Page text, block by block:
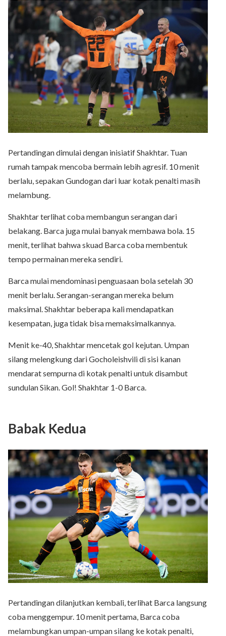
Pertandingan dimulai dengan inisiatif Shakhtar. Tuan
rumah tampak mencoba bermain lebih agresif. 10 menit
berlalu, sepakan Gundogan dari luar kotak penalti masih
melambung.
Shakhtar terlihat coba membangun serangan dari
belakang. Barca juga mulai banyak membawa bola. 15
menit, terlihat bahwa skuad Barca coba membentuk
tempo permainan mereka sendiri.
Barca mulai mendominasi penguasaan bola setelah 30
menit berlalu. Serangan-serangan mereka belum
maksimal. Shakhtar beberapa kali mendapatkan
kesempatan, juga tidak bisa memaksimalkannya.
Menit ke-40, Shakhtar mencetak gol kejutan. Umpan
silang melengkung dari Gocholeishvili di sisi kanan
mendarat sempurna di kotak penalti untuk disambut
sundulan Sikan. Gol! Shakhtar 1-0 Barca.
Babak Kedua
Pertandingan dilanjutkan kembali, terlihat Barca langsung
coba menggempur. 10 menit pertama, Barca coba
melambungkan umpan-umpan silang ke kotak penalti,